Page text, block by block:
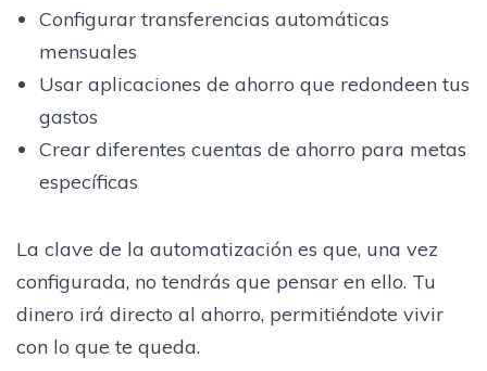
Configurar transferencias automáticas
mensuales
Usar aplicaciones de ahorro que redondeen tus
gastos
Crear diferentes cuentas de ahorro para metas
específicas
La clave de la automatización es que, una vez
configurada, no tendrás que pensar en ello. Tu
dinero irá directo al ahorro, permitiéndote vivir
con lo que te queda.